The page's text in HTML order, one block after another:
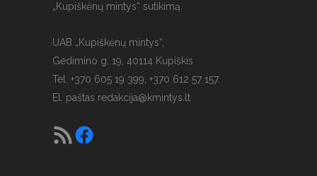
„Kupiškėnų mintys“ sutikimą.
UAB „Kupiškėnų mintys“,
Gedimino g. 19, 40114 Kupiškis
Tel. +370 605 19 399, +370 612 57 157.
El. paštas redakcija@kmintys.lt